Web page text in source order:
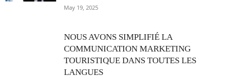
May 19, 2025
NOUS AVONS SIMPLIFIÉ LA
COMMUNICATION MARKETING
TOURISTIQUE DANS TOUTES LES
LANGUES